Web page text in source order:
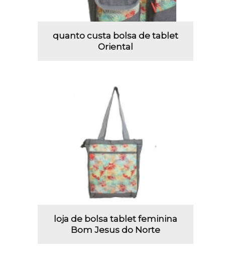
quanto custa bolsa de tablet
Oriental
loja de bolsa tablet feminina
Bom Jesus do Norte